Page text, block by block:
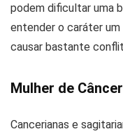
podem dificultar uma
entender o caráter
causar bastante
Mulher de
Cancerianas e